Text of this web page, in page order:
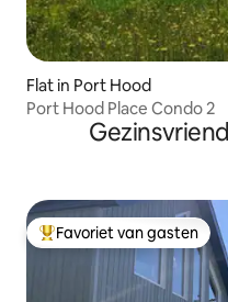
Flat in Port Hood
Port Hood Place Condo 2
Topfavoriet van gasten
Favoriet van gasten